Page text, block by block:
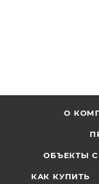
О
ОБЪЕКТЫ
КАК КУПИТЬ